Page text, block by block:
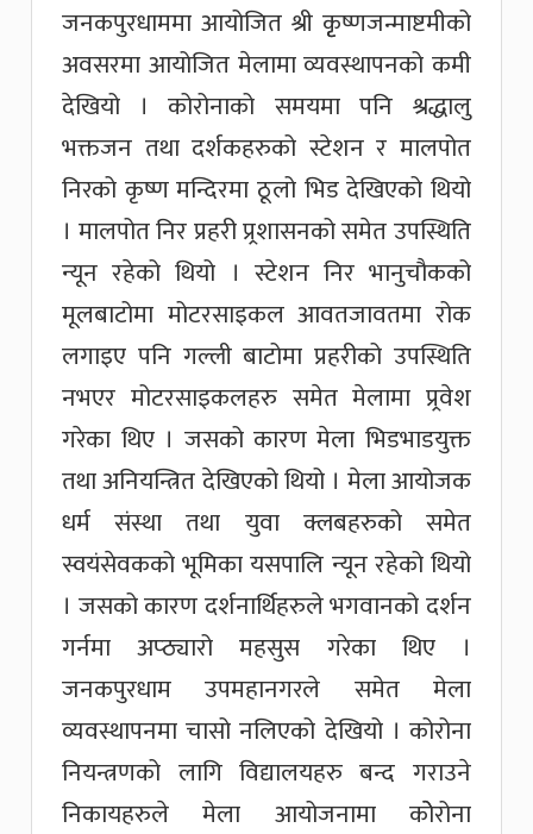
जनकपुरधाममा आयोजित श्री कृृष्णजन्माष्टमीको
अवसरमा आयोजित मेलामा व्यवस्थापनको कमी
देखियो । कोरोनाको समयमा पनि श्रद्धालु
भक्तजन तथा दर्शकहरुको स्टेशन र मालपोत
निरको कृष्ण मन्दिरमा ठूलो भिड देखिएको थियो
। मालपोत निर प्रहरी प्र्रशासनको समेत उपस्थिति
न्यून रहेको थियो । स्टेशन निर भानुचौकको
मूलबाटोमा मोटरसाइकल आवतजावतमा रोक
लगाइए पनि गल्ली बाटोमा प्रहरीको उपस्थिति
नभएर मोटरसाइकलहरु समेत मेलामा प्र्रवेश
गरेका थिए । जसको कारण मेला भिडभाडयुक्त
तथा अनियन्त्रित देखिएको थियो । मेला आयोजक
धर्म संस्था तथा युवा क्लबहरुको समेत
स्वयंसेवकको भूमिका यसपालि न्यून रहेको थियो
। जसको कारण दर्शनार्थिहरुले भगवानको दर्शन
गर्नमा अप्ठ्यारो महसुस गरेका थिए ।
जनकपुरधाम उपमहानगरले समेत मेला
व्यवस्थापनमा चासो नलिएको देखियो । कोरोना
नियन्त्रणको लागि विद्यालयहरु बन्द गराउने
निकायहरुले मेला आयोजनामा कोेरोना